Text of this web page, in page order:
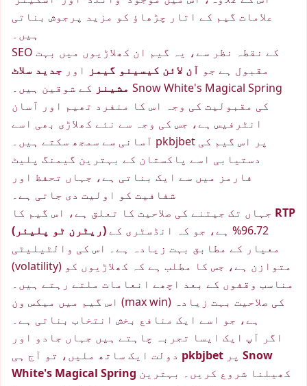
علامات گیم کے اتار چڑھاؤ کو مزید پرجوش بناتی
ہیں۔
SEO کے نقطہ نظر سے، یہ گیم ان کھلاڑیوں میں بہت
مقبول ہے جو آن لائن کیسینو گیمز اور جدید سلاٹ
مشینز کے شوقین ہیں۔ Snow White's Magical Spring
کی مقبولیت کی وجہ اس کا منفرد تھیم اور آسان
انٹرفیس ہے، جس کی وجہ سے نئے کھلاڑی بھی اسے
آسانی سے سمجھ سکتے ہیں۔ pkbjbet پر اس گیم کی
دستیابی اسے پاکستان کے بہترین گیمنگ پلیٹ
فارمز میں سے ایک بناتی ہے، جہاں تحفظ اور
شفافیت کو اولیت دی جاتی ہے۔
RTP
(ریٹرن ٹو پلیئر)
معیار کے مطابق بہت زیادہ ہے۔ اس کی والٹیلیٹی
(volatility) متوازن ہے، جس کا مطلب ہے کہ کھلاڑیوں کو
مناسب وقفوں کے بعد اچھے انعامات ملتے رہتے ہیں۔
اس گیم میں میکس ون (max win) کی صلاحیت بہت زیادہ
ہے، جو اسے ایک منافع بخش انتخاب بناتی ہے۔
اگر آپ ایک ایسا تجربہ چاہتے ہیں جہاں جادو اور
pkbjbet
Snow
White's Magical Spring